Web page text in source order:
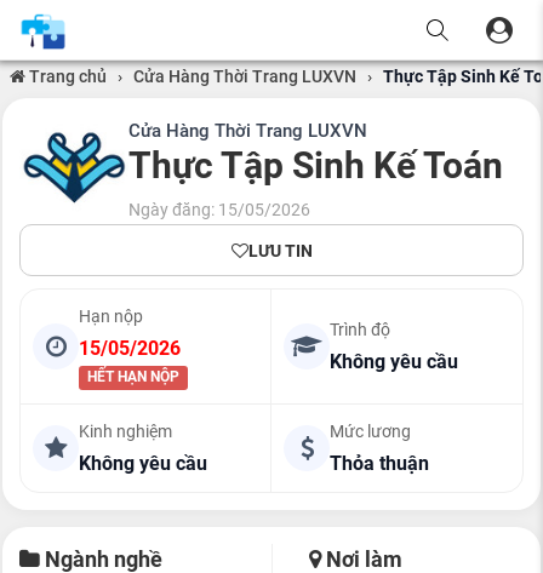
Trang chủ › Cửa Hàng Thời Trang LUXVN › Thực Tập Sinh Kế
Cửa Hàng Thời Trang LUXVN
Thực Tập Sinh Kế Toán
Ngày đăng: 15/05/2026
LƯU TIN
Hạn nộp
15/05/2026
HẾT HẠN NỘP
Trình độ
Không yêu cầu
Kinh nghiệm
Không yêu cầu
Mức lương
Thỏa thuận
Ngành nghề Nơi làm